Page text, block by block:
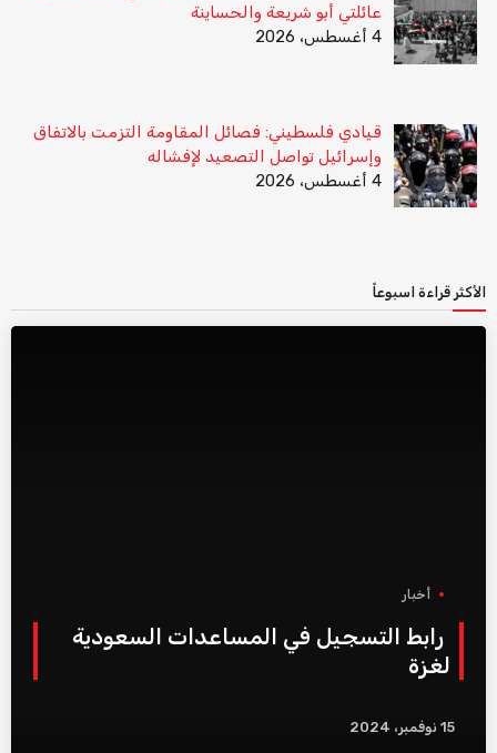
عائلتي أبو شريعة والحساينة
4 أغسطس، 2026
قيادي فلسطيني: فصائل المقاومة التزمت بالاتفاق
وإسرائيل تواصل التصعيد لإفشاله
4 أغسطس، 2026
الأكثر قراءة اسبوعاً
أخبار
رابط التسجيل في المساعدات السعودية
لغزة
15 نوفمبر، 2024